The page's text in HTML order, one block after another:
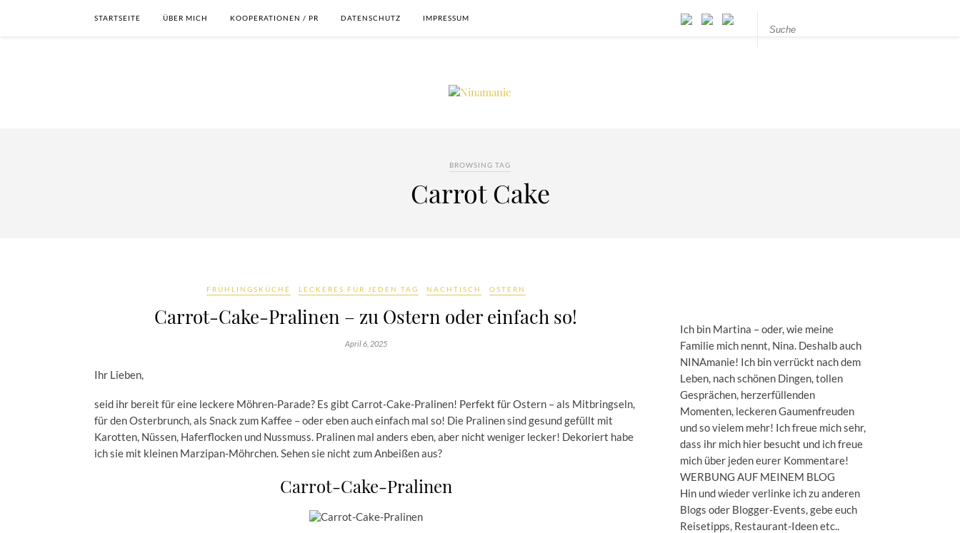
STARTSEITE ÜBER MICH KOOPERATIONEN / PR DATENSCHUTZ IMPRESSUM
BROWSING TAG
Carrot Cake
FRÜHLINGSKÜCHE LECKERES FÜR JEDEN TAG NACHTISCH OSTERN
Carrot-Cake-Pralinen – zu Ostern oder einfach so!
April 6, 2025
Ihr Lieben,
seid ihr bereit für eine leckere Möhren-Parade? Es gibt Carrot-Cake-Pralinen! Perfekt für Ostern – als Mitbringseln,
für den Osterbrunch, als Snack zum Kaffee – oder eben auch einfach mal so! Die Pralinen sind gesund gefüllt mit
Karotten, Nüssen, Haferflocken und Nussmuss. Pralinen mal anders eben, aber nicht weniger lecker! Dekoriert habe
ich sie mit kleinen Marzipan-Möhrchen. Sehen sie nicht zum Anbeißen aus?
Carrot-Cake-Pralinen
Ich bin Martina – oder, wie meine
Familie mich nennt, Nina. Deshalb auch
NINAmanie! Ich bin verrückt nach dem
Leben, nach schönen Dingen, tollen
Gesprächen, herzerfüllenden
Momenten, leckeren Gaumenfreuden
und so vielem mehr! Ich freue mich sehr,
dass ihr mich hier besucht und ich freue
mich über jeden eurer Kommentare!
WERBUNG AUF MEINEM BLOG
Hin und wieder verlinke ich zu anderen
Blogs oder Blogger-Events, gebe euch
Reisetipps, Restaurant-Ideen etc..